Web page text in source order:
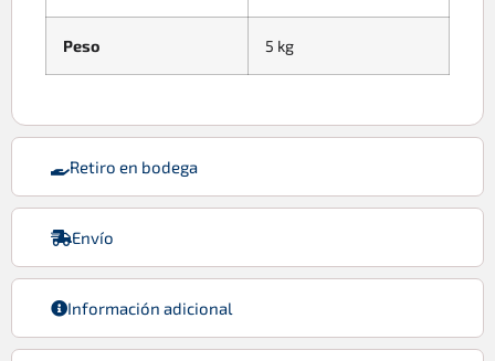
Retiro en bodega
Envío
Información adicional
Peso 5 kg